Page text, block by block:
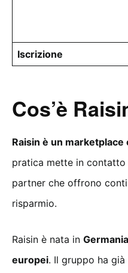
Iscrizione
Cos’è
Raisin è un
pratica mette in
partner che offrono
risparmio.
Raisin è nata in Germania
europei. Il gruppo ha